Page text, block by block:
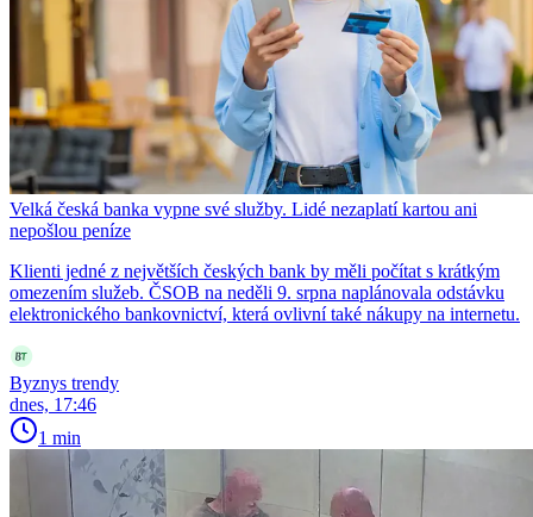
Velká česká banka vypne své služby. Lidé nezaplatí kartou ani
nepošlou peníze
Klienti jedné z největších českých bank by měli počítat s krátkým
omezením služeb. ČSOB na neděli 9. srpna naplánovala odstávku
elektronického bankovnictví, která ovlivní také nákupy na internetu.
Byznys trendy
dnes, 17:46
1 min